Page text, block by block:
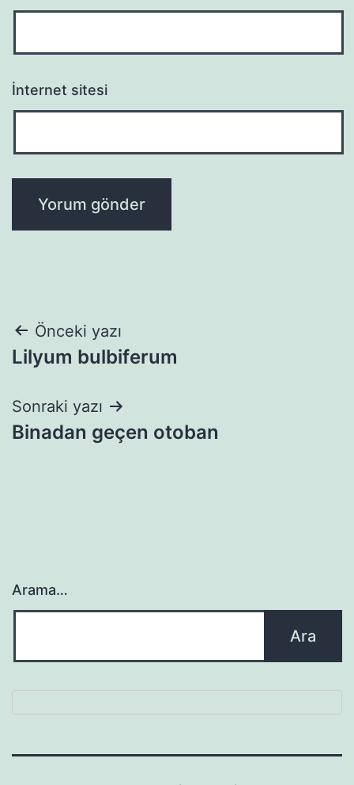
İnternet sitesi
Yazı
gezinmesi
Önceki yazı
Lilyum bulbiferum
Sonraki yazı
Binadan geçen otoban
Arama…